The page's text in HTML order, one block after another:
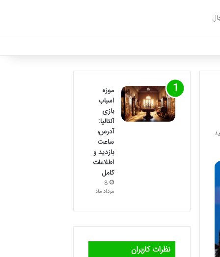
موزه
اسباب
بازی
آنتالیا:
آدرس،
ساعت
بازدید و
اطلاعات
کامل
8
مرداد ماه
نظرات کاربران